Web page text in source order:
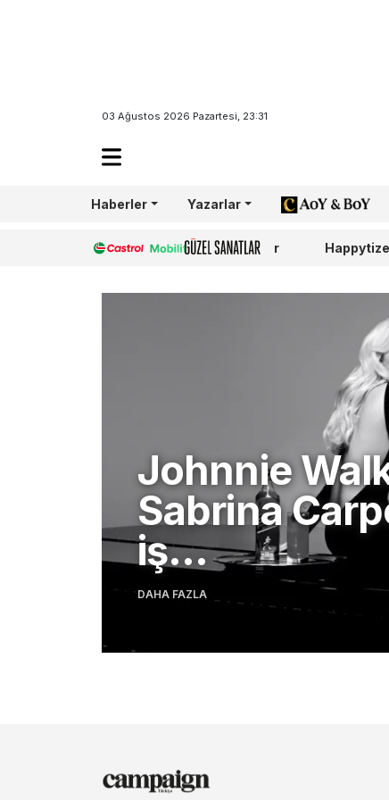
03 Ağustos 2026 Pazartesi, 23:31
Haberler Yazarlar AoY/BoY
Castrol Güzel Sanatlar
Johnnie
Sabrina
iş…
DAHA FAZLA